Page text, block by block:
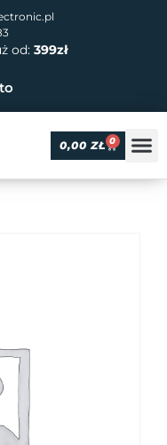
od: 399zł
0,00 ZŁ 0